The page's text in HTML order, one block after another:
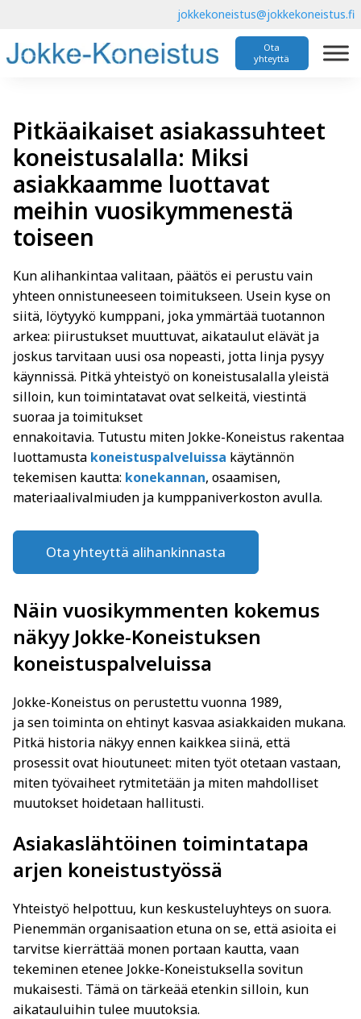
jokkekoneistus@jokkekoneistus.fi
Ota
yhteyttä
Pitkäaikaiset asiakassuhteet
koneistusalalla: Miksi
asiakkaamme luottavat
meihin vuosikymmenestä
toiseen
Kun alihankintaa valitaan, päätös ei perustu vain
yhteen onnistuneeseen toimitukseen. Usein kyse on
siitä, löytyykö kumppani, joka ymmärtää tuotannon
arkea: piirustukset muuttuvat, aikataulut elävät ja
joskus tarvitaan uusi osa nopeasti, jotta linja pysyy
käynnissä. Pitkä yhteistyö on koneistusalalla yleistä
silloin, kun toimintatavat ovat selkeitä, viestintä
suoraa ja toimitukset
ennakoitavia. Tutustu miten Jokke-Koneistus rakentaa
luottamusta koneistuspalveluissa käytännön
tekemisen kautta: konekannan, osaamisen,
materiaalivalmiuden ja kumppaniverkoston avulla.
Ota yhteyttä alihankinnasta
Näin vuosikymmenten kokemus
näkyy Jokke-Koneistuksen
koneistuspalveluissa
Jokke-Koneistus on perustettu vuonna 1989,
ja sen toiminta on ehtinyt kasvaa asiakkaiden mukana.
Pitkä historia näkyy ennen kaikkea siinä, että
prosessit ovat hioutuneet: miten työt otetaan vastaan,
miten työvaiheet rytmitetään ja miten mahdolliset
muutokset hoidetaan hallitusti.
Asiakaslähtöinen toimintatapa
arjen koneistustyössä
Yhteistyö helpottuu, kun keskusteluyhteys on suora.
Pienemmän organisaation etuna on se, että asioita ei
tarvitse kierrättää monen portaan kautta, vaan
tekeminen etenee Jokke-Koneistuksella sovitun
mukaisesti. Tämä on tärkeää etenkin silloin, kun
aikatauluihin tulee muutoksia.